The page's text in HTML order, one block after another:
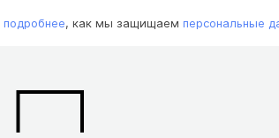
подробнее, как мы защищаем персональные